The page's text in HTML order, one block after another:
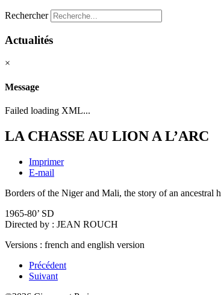
Rechercher
Actualités
×
Message
Failed loading XML...
LA CHASSE AU LION A L’ARC
Imprimer
E-mail
Borders of the Niger and Mali, the story of an ancestral
1965-80’ SD
Directed by : JEAN ROUCH
Versions : french and english version
Précédent
Suivant